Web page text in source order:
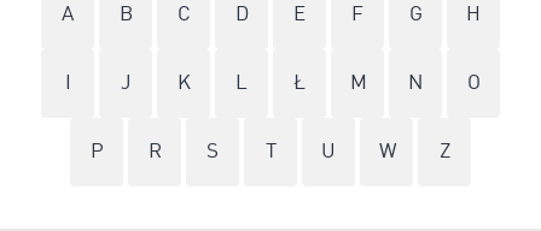
A B C D E F G H
J K L Ł M N O
P R S U W Z